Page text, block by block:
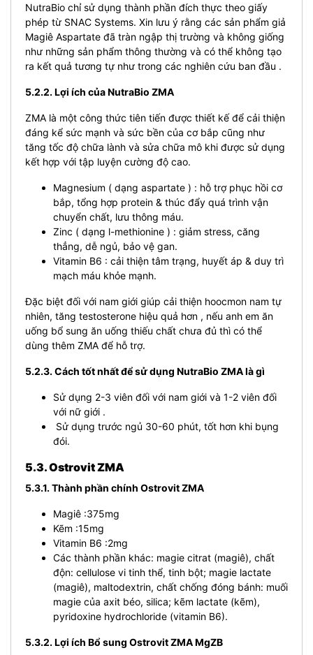
NutraBio chỉ sử dụng thành phần đích thực theo giấy
phép từ SNAC Systems. Xin lưu ý rằng các sản phẩm giả
Magiê Aspartate đã tràn ngập thị trường và không giống
như những sản phẩm thông thường và có thể không tạo
ra kết quả tương tự như trong các nghiên cứu ban đầu .
5.2.2. Lợi ích của NutraBio ZMA
ZMA là một công thức tiên tiến được thiết kế để cải thiện
đáng kể sức mạnh và sức bền của cơ bắp cũng như
tăng tốc độ chữa lành và sửa chữa mô khi được sử dụng
kết hợp với tập luyện cường độ cao.
Magnesium ( dạng aspartate ) : hỗ trợ phục hồi cơ
bắp, tổng hợp protein & thúc đẩy quá trình vận
chuyển chất, lưu thông máu.
Zinc ( dạng l-methionine ) : giảm stress, căng
thẳng, dễ ngủ, bảo vệ gan.
Vitamin B6 : cải thiện tâm trạng, huyết áp & duy trì
mạch máu khỏe mạnh.
Đặc biệt đối với nam giới giúp cải thiện hoocmon nam tự
nhiên, tăng testosterone hiệu quả hơn , nếu anh em ăn
uống bổ sung ăn uống thiếu chất chưa đủ thì có thể
dùng thêm ZMA để hỗ trợ.
5.2.3. Cách tốt nhất để sử dụng NutraBio ZMA là gì
Sử dụng 2-3 viên đối với nam giới và 1-2 viên đối
với nữ giới .
Sử dụng trước ngủ 30-60 phút, tốt hơn khi bụng
đói.
5.3. Ostrovit ZMA
5.3.1. Thành phần chính Ostrovit ZMA
Magiê :375mg
Kẽm :15mg
Vitamin B6 :2mg
Các thành phần khác: magie citrat (magiê), chất
độn: cellulose vi tinh thể, tinh bột; magie lactate
(magiê), maltodextrin, chất chống đóng bánh: muối
magie của axit béo, silica; kẽm lactate (kẽm),
pyridoxine hydrochloride (vitamin B6).
5.3.2. Lợi ích Bổ sung Ostrovit ZMA MgZB